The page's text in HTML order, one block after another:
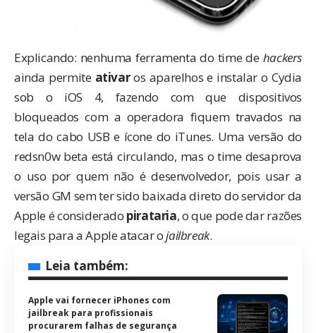
Explicando: nenhuma ferramenta do time de hackers
ainda permite ativaros aparelhos e instalar o Cydia
sob o iOS 4, fazendo com que dispositivos
bloqueados com a operadora fiquem travados na
tela do cabo USB e ícone do iTunes. Uma versão do
redsn0w beta está circulando, mas o time desaprova
o uso por quem não é desenvolvedor, pois usar a
versão GM sem ter sido baixada direto do servidor da
Apple é considerado pirataria, o que pode dar razões
legais para a Apple atacar ojailbreak.
Leia também:
Apple vai fornecer iPhones com
jailbreak para profissionais
procurarem falhas de segurança